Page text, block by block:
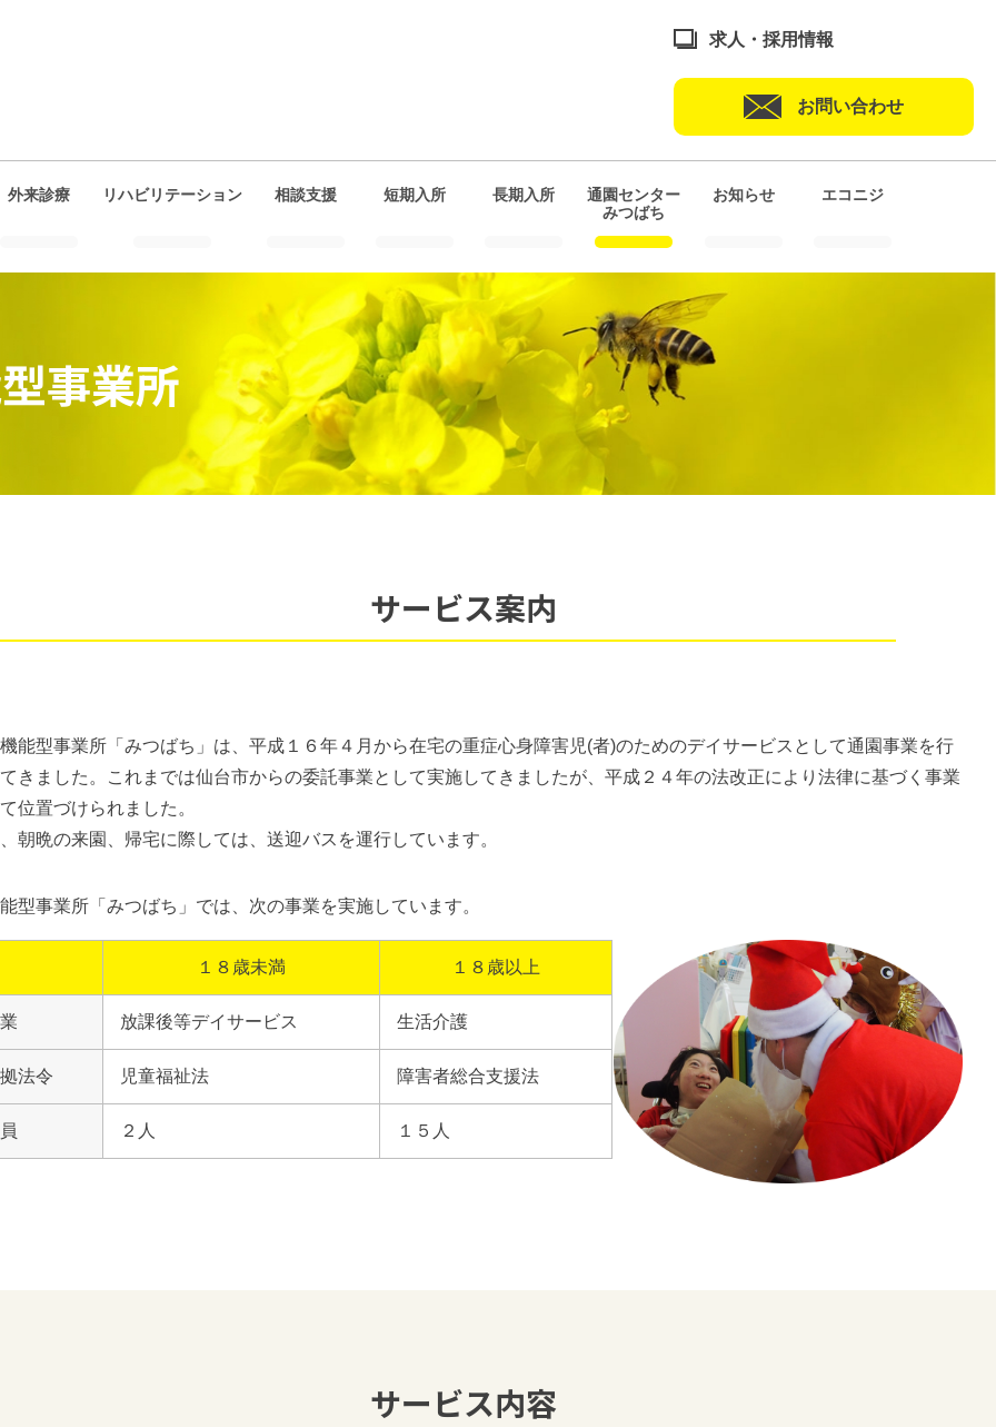
求人・採用情報
お問い合わせ
外来診療 リハビリテーション 相談支援 短期入所 長期入所
通園センター
みつばち
お知らせ エコニジ
事業所
サービス案内
型事業所「みつばち」は、平成１６年４月から在宅の重症心身障害児(者)のためのデイサービスとして通園事業を行
きました。これまでは仙台市からの委託事業として実施してきましたが、平成２４年の法改正により法律に基づく事業
位置づけられました。
朝晩の来園、帰宅に際しては、送迎バスを運行しています。
型事業所「みつばち」では、次の事業を実施しています。
１８歳未満 １８歳以上
放課後等デイサービス 生活介護
法令 児童福祉法 障害者総合支援法
２人 １５人
サービス内容